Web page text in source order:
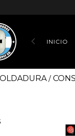
INICIO
/